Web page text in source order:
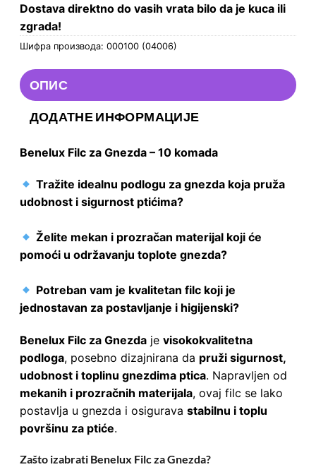
Dostava direktno do vasih vrata bilo da je kuca ili
zgrada!
Шифра производа: 000100 (04006)
ОПИС
ДОДАТНЕ ИНФОРМАЦИЈЕ
Benelux Filc za Gnezda – 10 komada
Tražite idealnu podlogu za gnezda koja pruža
udobnost i sigurnost ptićima?
Želite mekan i prozračan materijal koji će
pomoći u održavanju toplote gnezda?
Potreban vam je kvalitetan filc koji je
jednostavan za postavljanje i higijenski?
Benelux Filc za Gnezda je visokokvalitetna
podloga, posebno dizajnirana da pruži sigurnost,
udobnost i toplinu gnezdima ptica. Napravljen od
mekanih i prozračnih materijala, ovaj filc se lako
postavlja u gnezda i osigurava stabilnu i toplu
površinu za ptiće.
Zašto izabrati Benelux Filc za Gnezda?